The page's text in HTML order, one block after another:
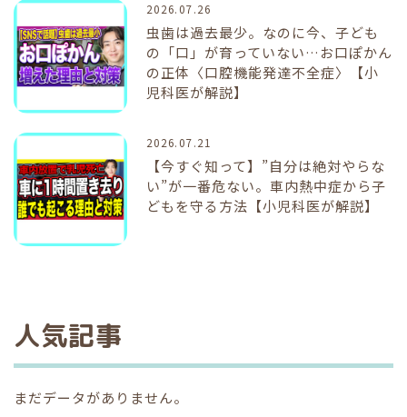
2026.07.26
虫歯は過去最少。なのに今、子ども
の「口」が育っていない…お口ぽかん
の正体〈口腔機能発達不全症〉【小
児科医が解説】
2026.07.21
【今すぐ知って】”自分は絶対やらな
い”が一番危ない。車内熱中症から子
どもを守る方法【小児科医が解説】
人気記事
まだデータがありません。